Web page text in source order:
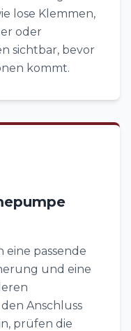
lose Klemmen,
oder
sichtbar, bevor
kommt.
passende
und eine
Anschluss
prüfen die